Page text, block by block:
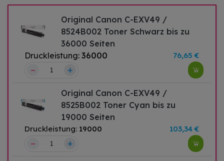
Original Canon C-EXV49 /
8524B002 Toner Schwarz bis zu
36000 Seiten
Druckleistung: 36000 76,65 €
– +
Original Canon C-EXV49 /
8525B002 Toner Cyan bis zu
19000 Seiten
Druckleistung: 19000 103,34 €
– +